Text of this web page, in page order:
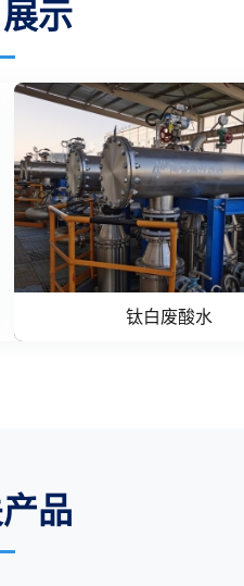
示
钛白废酸水
品